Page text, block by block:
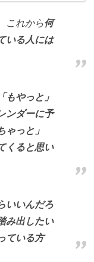
これから何
いる人には
もやっと」
ンダーに予
ゃっと」
くると思い
いいんだろ
み出したい
ている方